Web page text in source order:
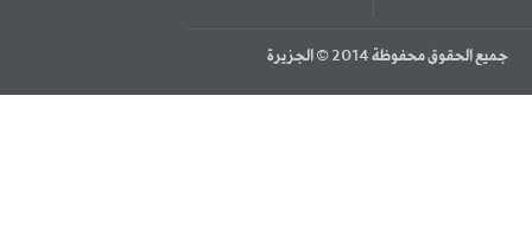
جميع الحقوق محفوظة 2014 © الجزيرة